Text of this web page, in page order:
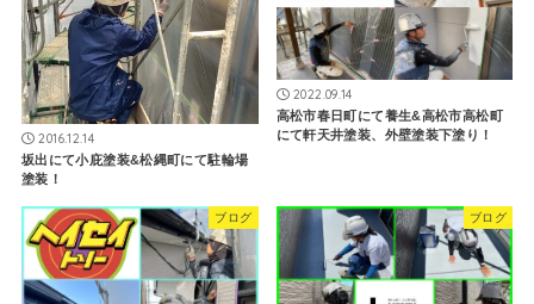
2016.12.14
坂出にて小庇塗装&松縄町にて駐輪場
塗装！
2022.09.14
高松市春日町にて養生&高松市高松町
にて軒天井塗装、外壁塗装下塗り！
ブログ ブログ